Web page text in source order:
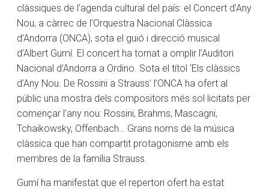
clàssiques de l’agenda cultural del país: el Concert d’Any
Nou, a càrrec de l’Orquestra Nacional Clàssica
d’Andorra (ONCA), sota el guió i direcció musical
d’Albert Gumí. El concert ha tornat a omplir l’Auditori
Nacional d’Andorra a Ordino. Sota el títol ‘Els clàssics
d’Any Nou. De Rossini a Strauss’ l’ONCA ha ofert al
públic una mostra dels compositors més sol·licitats per
començar l’any nou: Rossini, Brahms, Mascagni,
Tchaikowsky, Offenbach… Grans noms de la música
clàssica que han compartit protagonisme amb els
membres de la família Strauss.
Gumí ha manifestat que el repertori ofert ha estat